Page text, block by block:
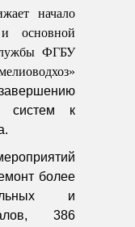
начало
основной
ФГБУ
систем к
более
и
386